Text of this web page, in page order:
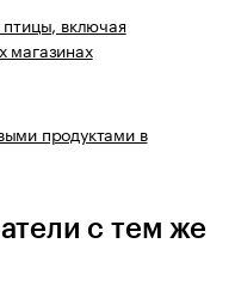
включая
магазинах
продуктами в
с тем же